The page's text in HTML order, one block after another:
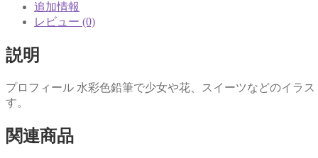
追加情報
レビュー (0)
説明
プロフィール 水彩色鉛筆で少女や花、スイーツなどのイラ
す。
関連商品